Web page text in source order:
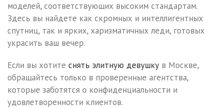
моделей, соответствующих высоким стандартам.
Здесь вы найдете как скромных и интеллигентных
спутниц, так и ярких, харизматичных леди, готовых
украсить ваш вечер.
Если вы хотите снять элитную девушку в Москве,
обращайтесь только в проверенные агентства,
которые заботятся о конфиденциальности и
удовлетворенности клиентов.